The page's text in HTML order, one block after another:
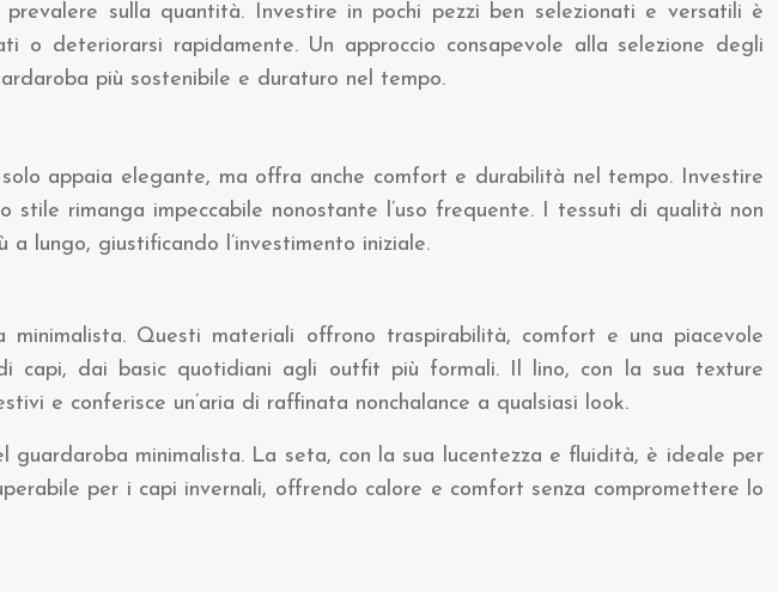
sulla quantità. Investire in pochi pezzi ben selezionati e versatili è
o deteriorarsi rapidamente. Un approccio consapevole alla selezione degli
più sostenibile e duraturo nel tempo.
appaia elegante, ma offra anche comfort e durabilità nel tempo. Investire
rimanga impeccabile nonostante l’uso frequente. I tessuti di qualità non
lungo, giustificando l’investimento iniziale.
Questi materiali offrono traspirabilità, comfort e una piacevole
capi, dai basic quotidiani agli outfit più formali. Il lino, con la sua texture
e conferisce un’aria di raffinata nonchalance a qualsiasi look.
minimalista. La seta, con la sua lucentezza e fluidità, è ideale per
per i capi invernali, offrendo calore e comfort senza compromettere lo